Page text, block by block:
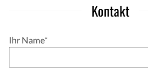
Kontakt
Ihr Name*